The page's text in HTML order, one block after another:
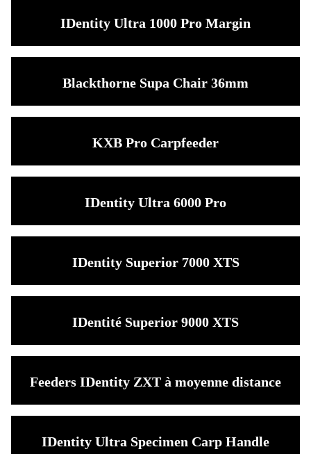
IDentity Ultra 1000 Pro Margin
Blackthorne Supa Chair 36mm
KXB Pro Carpfeeder
IDentity Ultra 6000 Pro
IDentity Superior 7000 XTS
IDentité Superior 9000 XTS
Feeders IDentity ZXT à moyenne distance
IDentity Ultra Specimen Carp Handle